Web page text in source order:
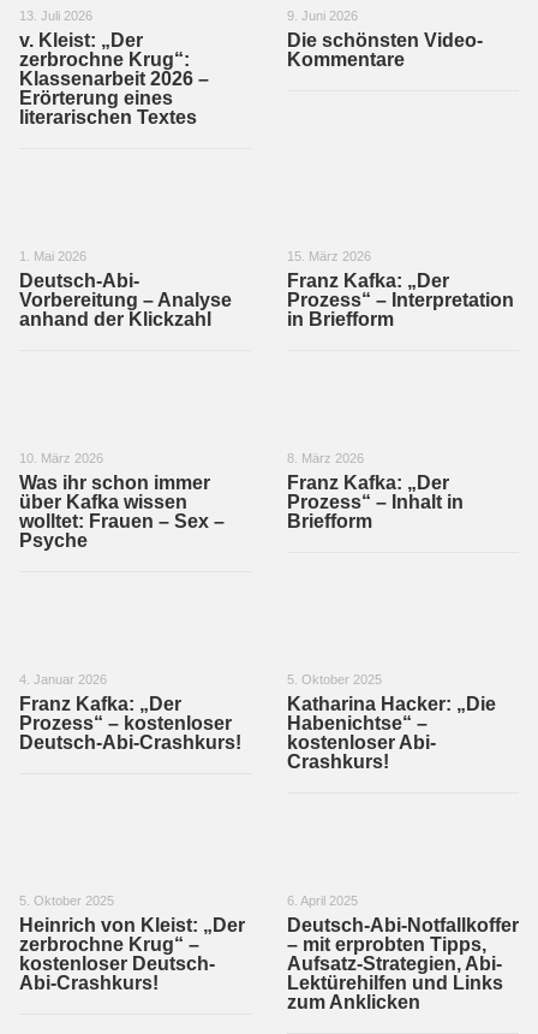
13. Juli 2026
v. Kleist: „Der
zerbrochne Krug“:
Klassenarbeit 2026 –
Erörterung eines
literarischen Textes
9. Juni 2026
Die schönsten Video-
Kommentare
1. Mai 2026
Deutsch-Abi-
Vorbereitung – Analyse
anhand der Klickzahl
15. März 2026
Franz Kafka: „Der
Prozess“ – Interpretation
in Briefform
10. März 2026
Was ihr schon immer
über Kafka wissen
wolltet: Frauen – Sex –
Psyche
8. März 2026
Franz Kafka: „Der
Prozess“ – Inhalt in
Briefform
4. Januar 2026
Franz Kafka: „Der
Prozess“ – kostenloser
Deutsch-Abi-Crashkurs!
5. Oktober 2025
Katharina Hacker: „Die
Habenichtse“ –
kostenloser Abi-
Crashkurs!
5. Oktober 2025
Heinrich von Kleist: „Der
zerbrochne Krug“ –
kostenloser Deutsch-
Abi-Crashkurs!
6. April 2025
Deutsch-Abi-Notfallkoffer
– mit erprobten Tipps,
Aufsatz-Strategien, Abi-
Lektürehilfen und Links
zum Anklicken